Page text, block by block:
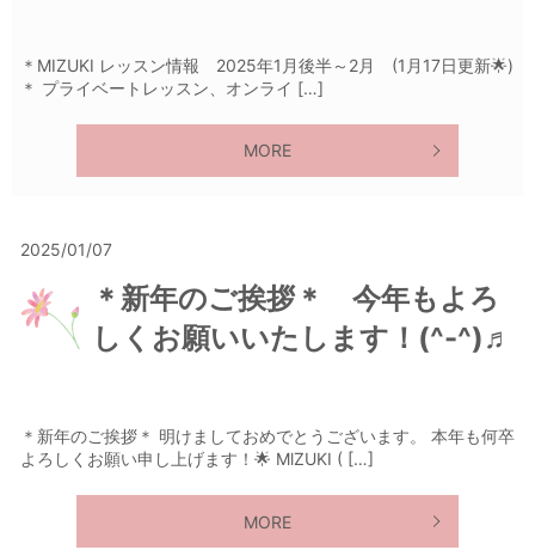
＊MIZUKI レッスン情報 2025年1月後半～2月 (1月17日更新🌟)
＊ プライベートレッスン、オンライ […]
MORE
2025/01/07
＊新年のご挨拶＊ 今年もよろ
しくお願いいたします！(^-^)♬
＊新年のご挨拶＊ 明けましておめでとうございます。 本年も何卒
よろしくお願い申し上げます！🌟 MlZUKI ( […]
MORE